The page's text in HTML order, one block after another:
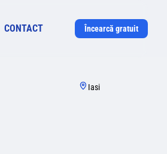
CONTACT Încearcă gratuit
Iasi